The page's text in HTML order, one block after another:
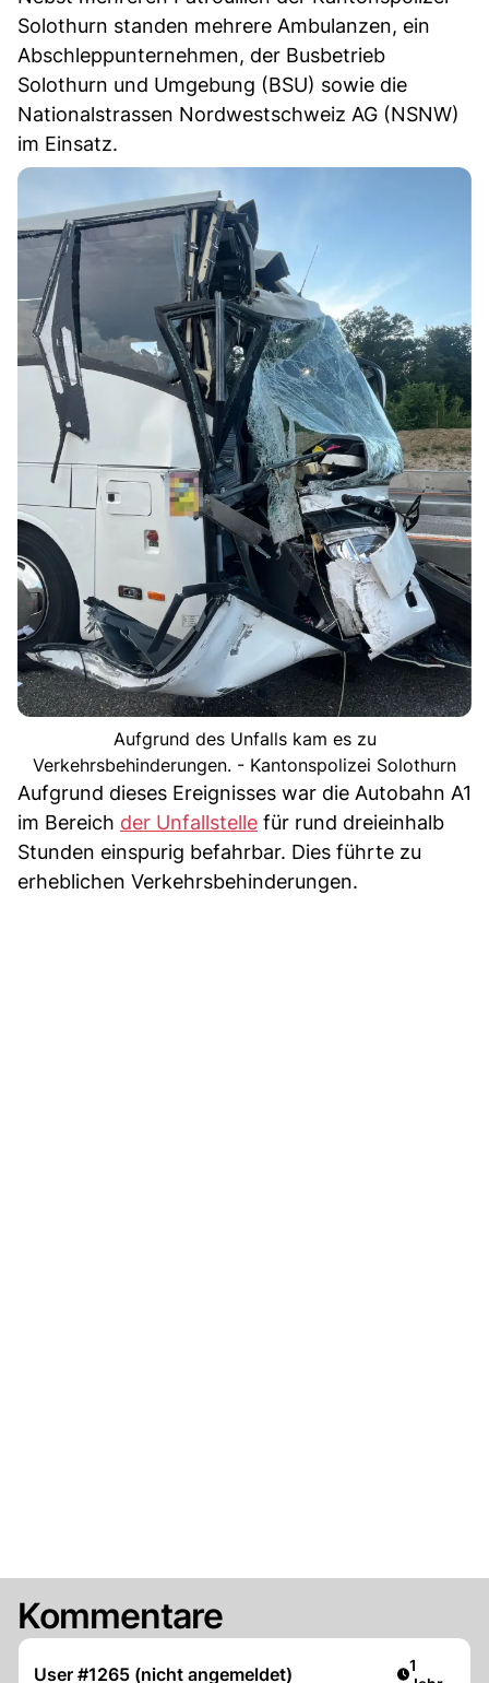
Solothurn standen mehrere Ambulanzen, ein
Abschleppunternehmen, der Busbetrieb
Solothurn und Umgebung (BSU) sowie die
Nationalstrassen Nordwestschweiz AG (NSNW)
im Einsatz.
Aufgrund des Unfalls kam es zu
Verkehrsbehinderungen. - Kantonspolizei Solothurn
Aufgrund dieses Ereignisses war die Autobahn A1
im Bereich der Unfallstelle für rund dreieinhalb
Stunden einspurig befahrbar. Dies führte zu
erheblichen Verkehrsbehinderungen.
Kommentare
User #1265 (nicht angemeldet) Artikel
1